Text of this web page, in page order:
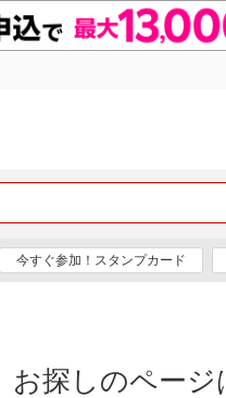
今すぐ参加！スタンプカード
お探しのページ